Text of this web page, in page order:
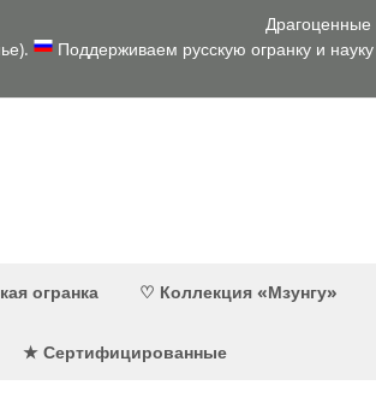
Драгоценные
Поддерживаем русскую огранку и
огранка ♡ Коллекция «Мзунгу»
★ Сертифицированные